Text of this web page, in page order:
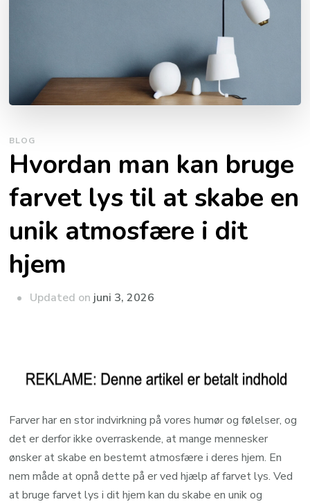
BLOG
Hvordan man kan bruge
farvet lys til at skabe en
unik atmosfære i dit
hjem
Updated on juni 3, 2026
Farver har en stor indvirkning på vores humør og følelser, og
det er derfor ikke overraskende, at mange mennesker
ønsker at skabe en bestemt atmosfære i deres hjem. En
nem måde at opnå dette på er ved hjælp af farvet lys. Ved
at bruge farvet lys i dit hjem kan du skabe en unik og